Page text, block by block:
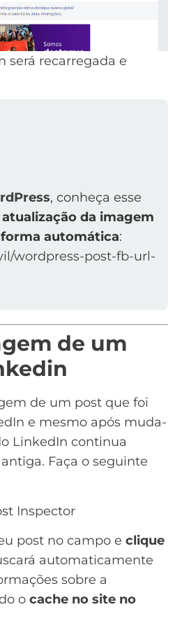
será recarregada e
, conheça esse
atualização da imagem
automática:
wordpress-post-fb-url-
de um
de um post que foi
e mesmo após muda-
LinkedIn continua
Faça o seguinte
Inspector
post no campo e clique
automaticamente
sobre a
o cache no site no